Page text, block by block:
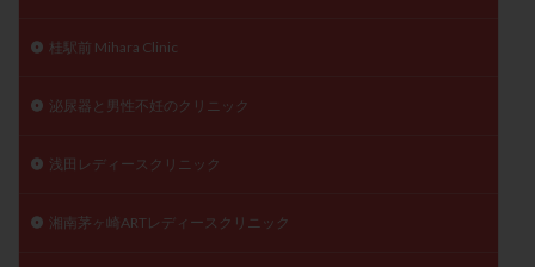
桂駅前 Mihara Clinic
泌尿器と男性不妊のクリニック
浅田レディースクリニック
湘南茅ヶ崎ARTレディースクリニック